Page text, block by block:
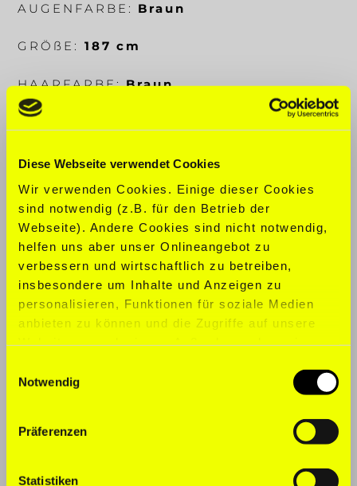
Diese Webseite verwendet Cookies
Wir verwenden Cookies. Einige dieser Cookies
sind notwendig (z.B. für den Betrieb der
Webseite). Andere Cookies sind nicht notwendig,
helfen uns aber unser Onlineangebot zu
verbessern und wirtschaftlich zu betreiben,
insbesondere um Inhalte und Anzeigen zu
personalisieren, Funktionen für soziale Medien
anbieten zu können und die Zugriffe auf unsere
Website an unsere Partner für soziale Medien,
Werbung und Analysen weiter. Unsere Partner
führen diese Informationen möglicherweise mit
weiteren Daten zusammen, die Sie ihnen
Nutzung der Dienste gesammelt haben. Für die
Notwendig
Präferenzen
Statistiken
AUGENFARBE: Braun
GRÖ ß E: 187 cm
HAARFARBE:Braun
KÖRPERMA
KONFEKTION:M
SCHUHGRÖßE:44
SPORTARTEN: CrossFit, Laufen
SPRACHEN: Englisch, Italienisch